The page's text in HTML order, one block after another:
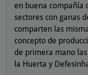
en buena compañía
sectores con ganas
comparten las
concepto de
de primera mano
la Huerta y